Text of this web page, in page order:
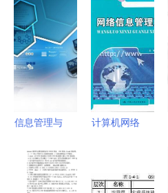
信息管理与
业 计算机
与管理的跨
计算机网络
化之路